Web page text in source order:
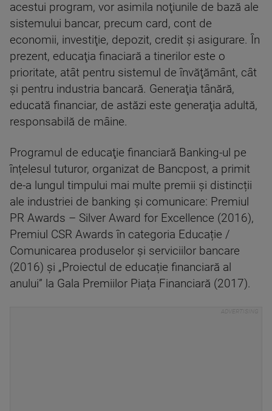
acestui program, vor asimila noţiunile de bază ale
sistemului bancar, precum card, cont de
economii, investiţie, depozit, credit şi asigurare. În
prezent, educaţia finaciară a tinerilor este o
prioritate, atât pentru sistemul de învăţământ, cât
şi pentru industria bancară. Generaţia tânără,
educată financiar, de astăzi este generaţia adultă,
responsabilă de mâine.
Programul de educaţie financiară Banking-ul pe
înțelesul tuturor, organizat de Bancpost, a primit
de-a lungul timpului mai multe premii și distincții
ale industriei de banking și comunicare: Premiul
PR Awards – Silver Award for Excellence (2016),
Premiul CSR Awards în categoria Educație /
Comunicarea produselor și serviciilor bancare
(2016) şi „Proiectul de educație financiară al
anului” la Gala Premiilor Piața Financiară (2017).